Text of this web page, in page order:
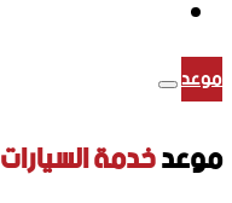
موعد
موعدخدمة السيارات